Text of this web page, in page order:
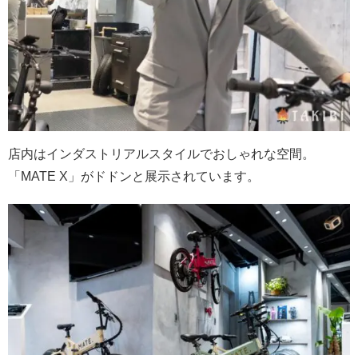
店内はインダストリアルスタイルでおしゃれな空間。
「MATE X」がドドンと展示されています。